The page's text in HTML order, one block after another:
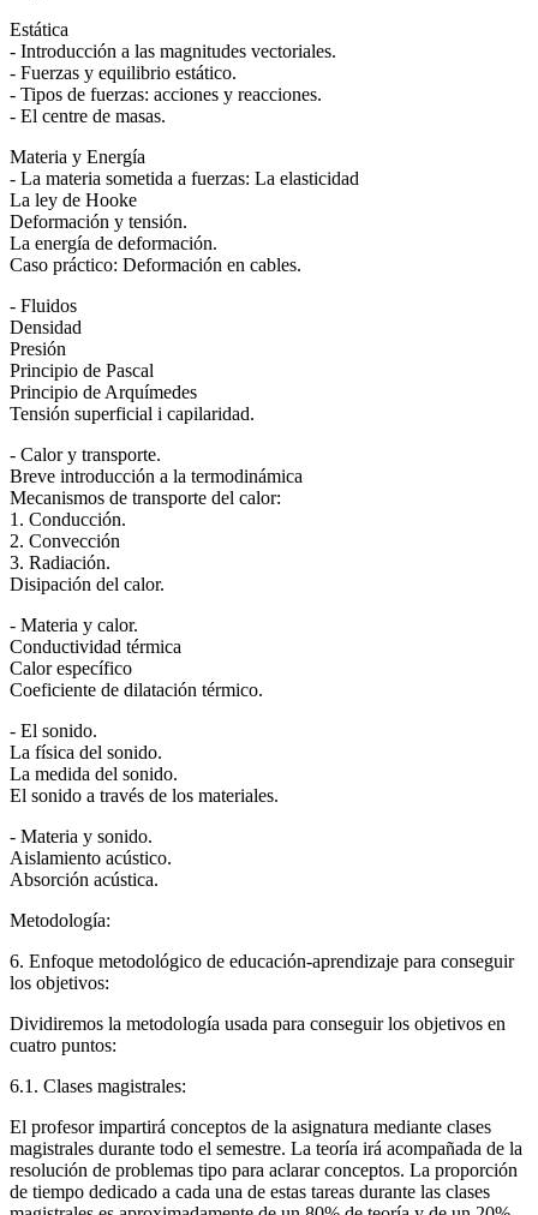
Estática
- Introducción a las magnitudes vectoriales.
- Fuerzas y equilibrio estático.
- Tipos de fuerzas: acciones y reacciones.
- El centre de masas.
Materia y Energía
- La materia sometida a fuerzas: La elasticidad
La ley de Hooke
Deformación y tensión.
La energía de deformación.
Caso práctico: Deformación en cables.
- Fluidos
Densidad
Presión
Principio de Pascal
Principio de Arquímedes
Tensión superficial i capilaridad.
- Calor y transporte.
Breve introducción a la termodinámica
Mecanismos de transporte del calor:
1. Conducción.
2. Convección
3. Radiación.
Disipación del calor.
- Materia y calor.
Conductividad térmica
Calor específico
Coeficiente de dilatación térmico.
- El sonido.
La física del sonido.
La medida del sonido.
El sonido a través de los materiales.
- Materia y sonido.
Aislamiento acústico.
Absorción acústica.
Metodología:
6. Enfoque metodológico de educación-aprendizaje para conseguir
los objetivos:
Dividiremos la metodología usada para conseguir los objetivos en
cuatro puntos:
6.1. Clases magistrales:
El profesor impartirá conceptos de la asignatura mediante clases
magistrales durante todo el semestre. La teoría irá acompañada de la
resolución de problemas tipo para aclarar conceptos. La proporción
de tiempo dedicado a cada una de estas tareas durante las clases